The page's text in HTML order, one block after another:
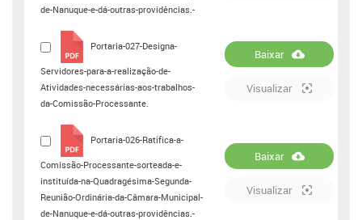
de-Nanuque-e-dá-outras-providências.-
Portaria-027-Designa-
Servidores-para-a-realização-de-
Atividades-necessárias-aos-trabalhos-
da-Comissão-Processante.
Baixar
Visualizar
Portaria-026-Ratifica-a-
Comissão-Processante-sorteada-e-
instituída-na-Quadragésima-Segunda-
Reunião-Ordinária-da-Câmara-Municipal-
de-Nanuque-e-dá-outras-providências.-
Baixar
Visualizar